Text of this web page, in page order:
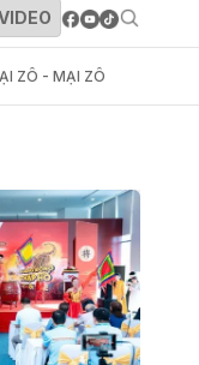
ZÔ - MẠI ZÔ